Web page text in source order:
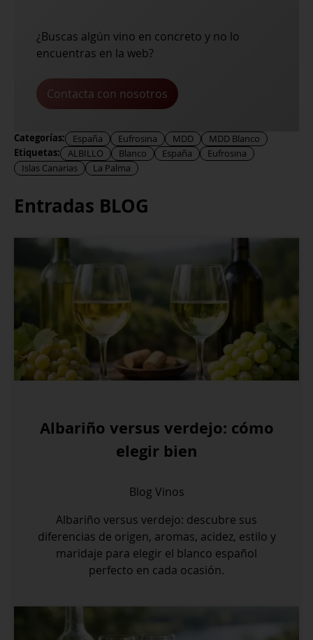
¿Buscas algún vino en concreto y no lo
encuentras en la web?
Contacta con nosotros
Categorías: España Eufrosina MDD MDD Blanco
Etiquetas: ALBILLO Blanco España
Eufrosina
Islas Canarias
La Palma
Entradas BLOG
Albariño versus verdejo: cómo
elegir bien
Blog Vinos
Albariño versus verdejo: descubre sus
diferencias de origen, aromas, acidez, estilo y
maridaje para elegir el blanco español
perfecto en cada ocasión.